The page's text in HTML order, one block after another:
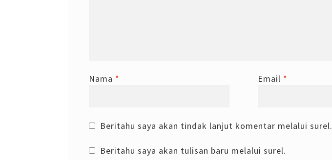
Nama * Email *
Beritahu saya akan tindak lanjut komentar melalui surel.
Beritahu saya akan tulisan baru melalui surel.